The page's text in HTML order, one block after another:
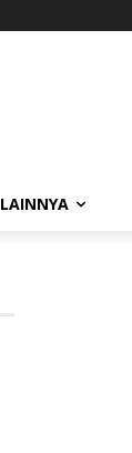
LAINNYA